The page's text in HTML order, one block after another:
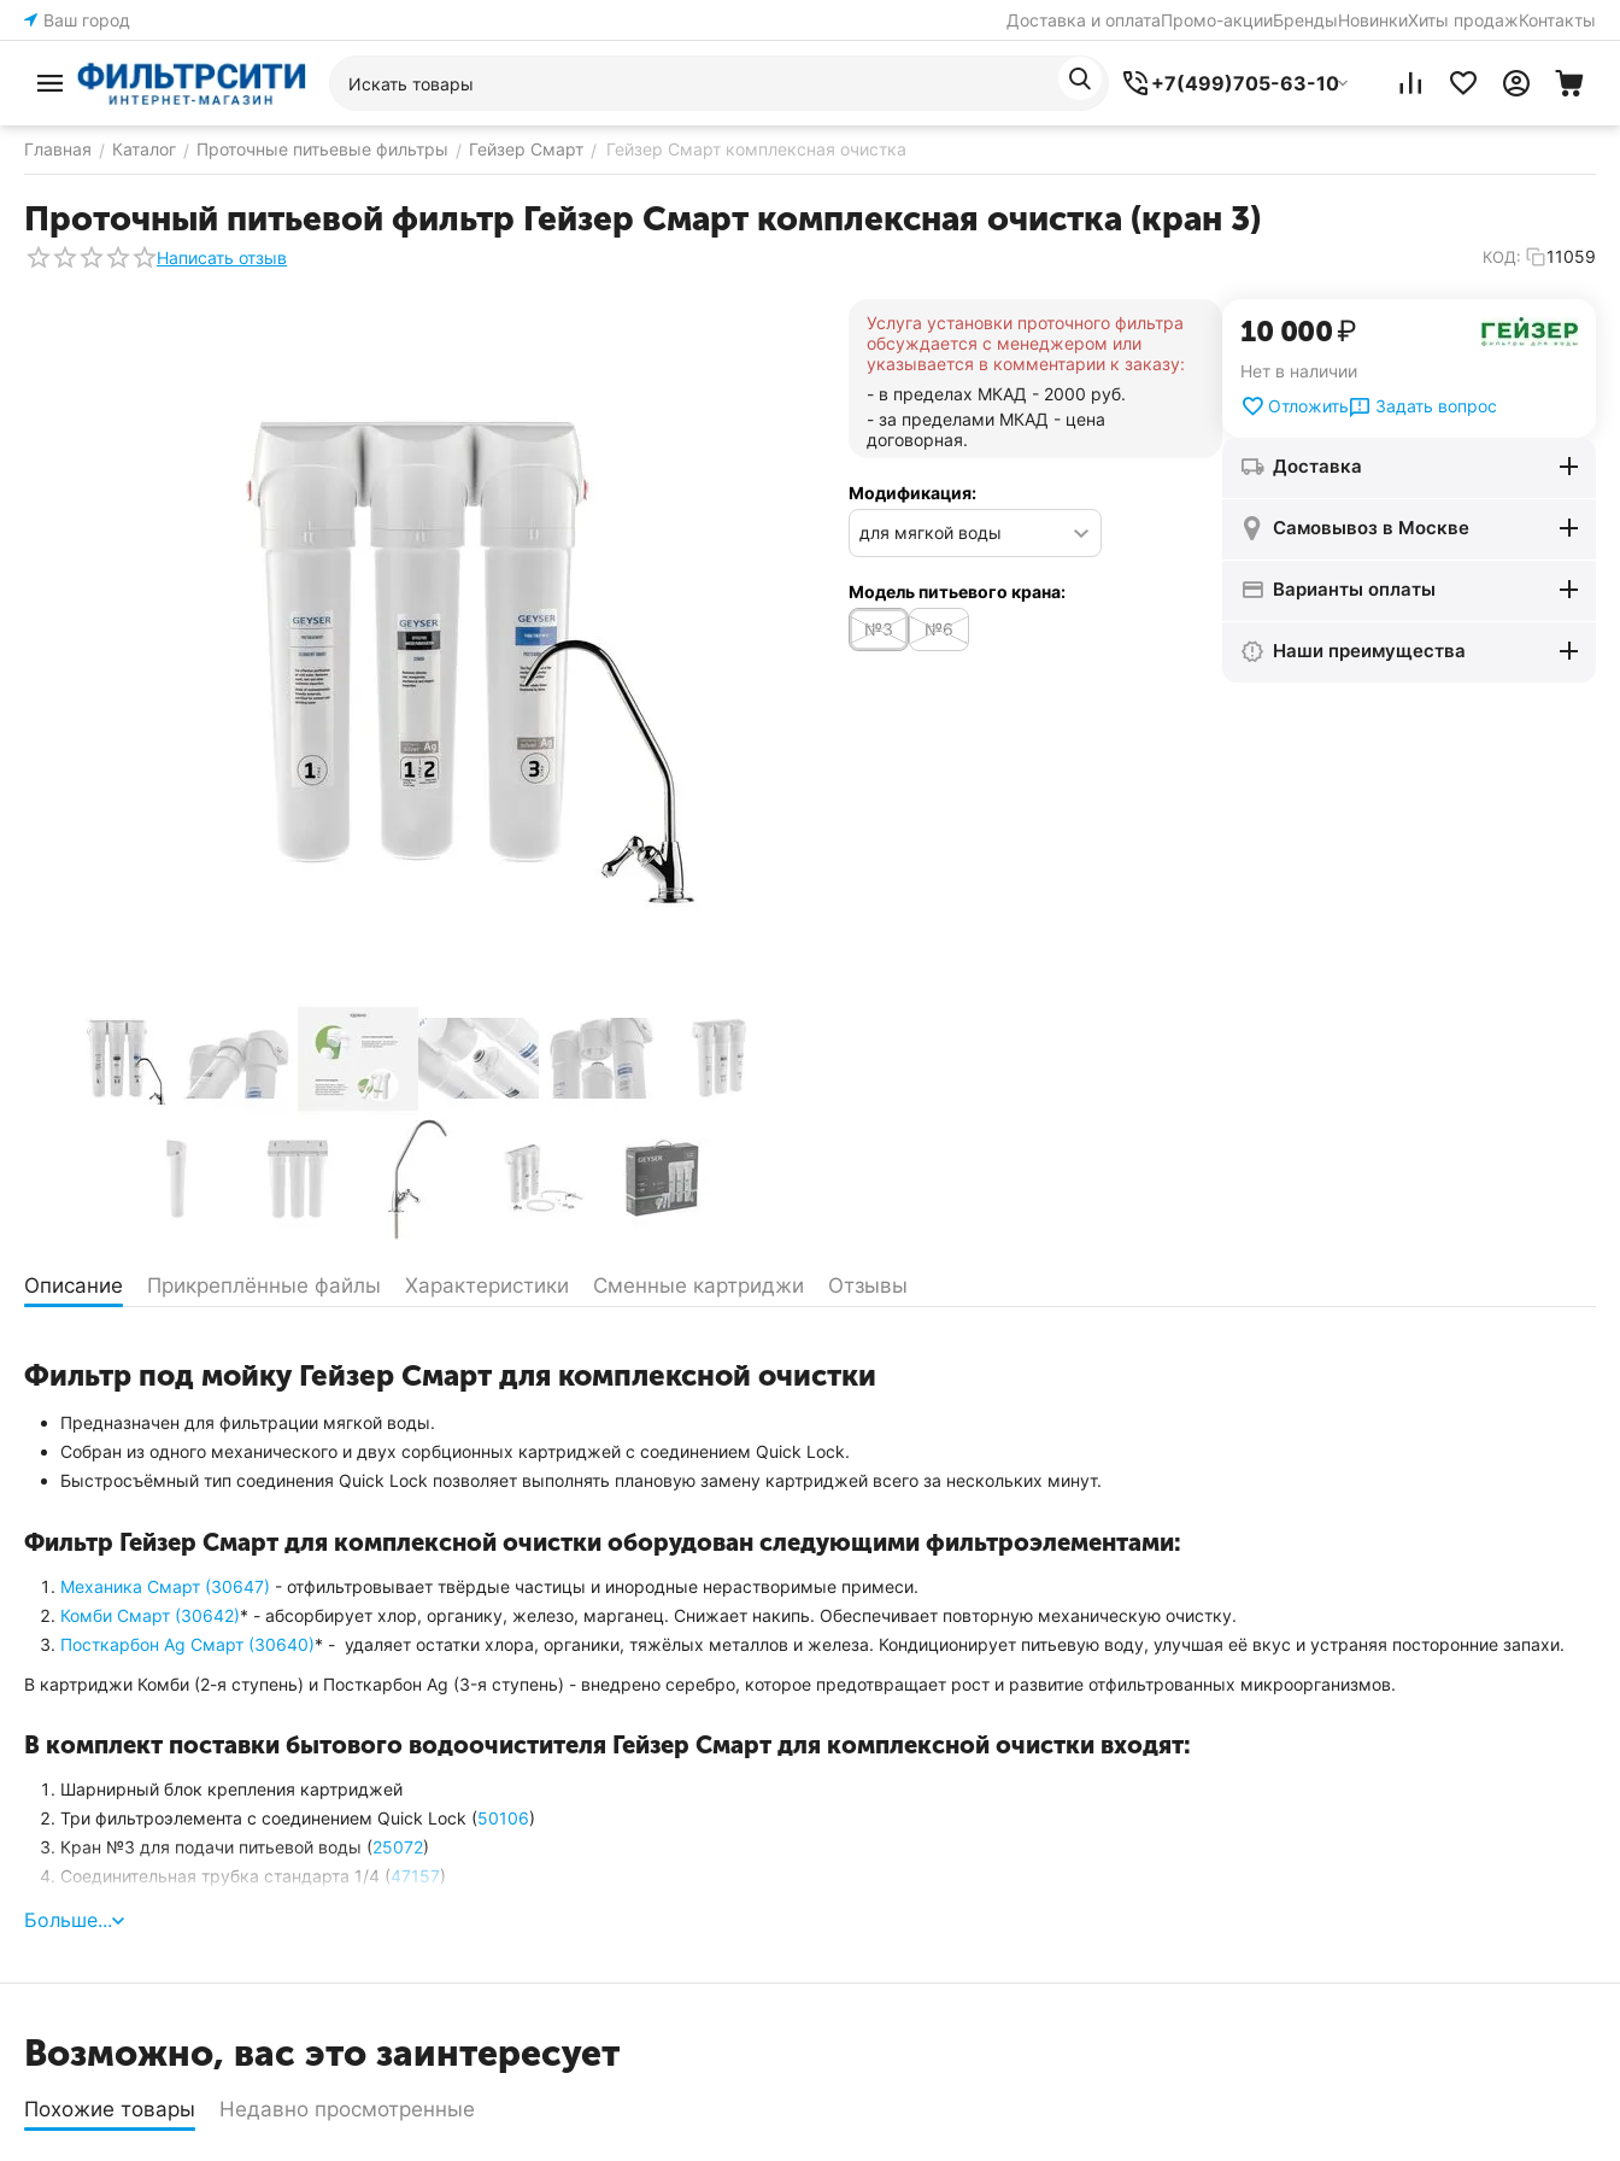
Ваш город Доставка и оплатаПромо-акцииБрендыНовинкиХиты продажКонтакты
+7(499)705-63-10
Главная / Каталог / Проточные питьевые фильтры / Гейзер Смарт / Гейзер Смарт комплексная очистка
Проточный питьевой фильтр Гейзер Смарт комплексная очистка (кран 3)
Написать отзыв КОД: 11059
Услуга установки проточного фильтра
обсуждается с менеджером или
указывается в комментарии к заказу:
- в пределах МКАД - 2000 руб.
- за пределами МКАД - цена
договорная.
Модификация:
Модель питьевого крана:
№3
№6
10 000₽
Нет в наличии
Отложить
Задать вопрос
Доставка
Самовывоз в Москве
Варианты оплаты
Наши преимущества
Описание Прикреплённые файлы Характеристики Сменные картриджи Отзывы
Фильтр под мойку Гейзер Смарт для комплексной очистки
Предназначен для фильтрации мягкой воды.
Собран из одного механического и двух сорбционных картриджей с соединением Quick Lock.
Быстросъёмный тип соединения Quick Lock позволяет выполнять плановую замену картриджей всего за нескольких минут.
Фильтр Гейзер Смарт для комплексной очистки оборудован следующими фильтроэлементами:
Механика Смарт (30647) - отфильтровывает твёрдые частицы и инородные нерастворимые примеси.
Комби Смарт (30642)* - абсорбирует хлор, органику, железо, марганец. Снижает накипь. Обеспечивает повторную механическую очистку.
Посткарбон Ag Смарт (30640)* - удаляет остатки хлора, органики, тяжёлых металлов и железа. Кондиционирует питьевую воду, улучшая её вкус и устраняя посторонние запахи.
В картриджи Комби (2-я ступень) и Посткарбон Ag (3-я ступень) - внедрено серебро, которое предотвращает рост и развитие отфильтрованных микроорганизмов.
В комплект поставки бытового водоочистителя Гейзер Смарт для комплексной очистки входят:
Шарнирный блок крепления картриджей
Три фильтроэлемента с соединением Quick Lock (50106)
Кран №3 для подачи питьевой воды (25072)
Соединительная трубка стандарта 1/4 (47157)
Больше...
Возможно, вас это заинтересует
Похожие товары Недавно просмотренные